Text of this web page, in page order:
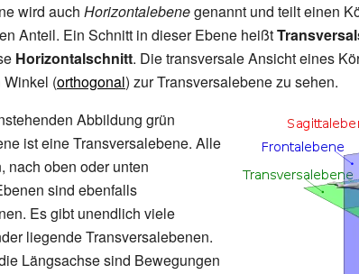
wird auch Horizontalebenegenannt und teilt einen
Anteil. Ein Schnitt in dieser Ebene heißt
Horizontalschnitt. Die transversale Ansicht eines
Winkel (orthogonal) zur Transversalebene zu sehen.
Abbildung grün
ist eine Transversalebene. Alle
nach oben oder unten
sind ebenfalls
Es gibt unendlich viele
liegende Transversalebenen.
Längsachse sind Bewegungen